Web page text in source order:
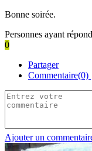
Bonne soirée.
Personnes ayant
0
Partager
Commentaire(0)
Ajouter un